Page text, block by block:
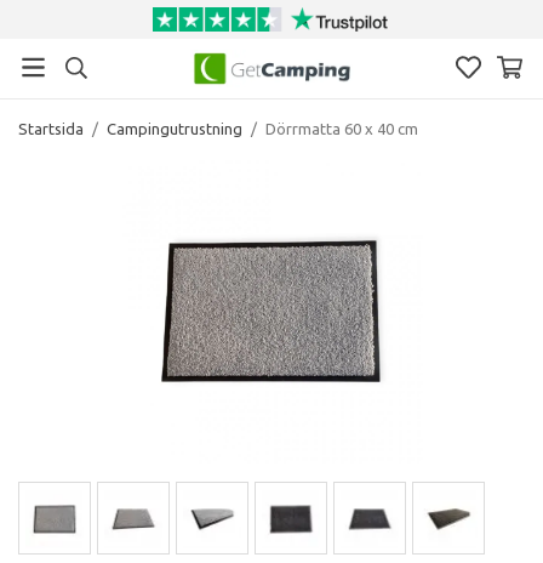
Startsida / Campingutrustning / Dörrmatta 60 x 40 cm